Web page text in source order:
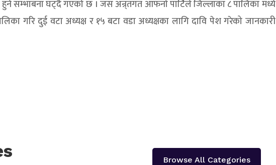
सम्भाबना घट्दै गएको छ । जस अन्र्तगत आफनो पार्टिले जिल्लाका ८ पालिका मध्ये
गरि दुई वटा अध्यक्ष र १५ बटा वडा अध्यक्षका लागि दावि पेश गरेको जानकारी
Browse All Categories